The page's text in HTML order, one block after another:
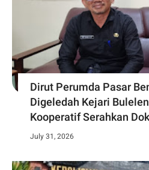
Dirut Perumda Pasar
Digeledah Kejari
Kooperatif Serahkan
July 31, 2026